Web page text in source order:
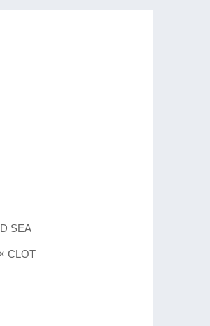
SEA
CLOT